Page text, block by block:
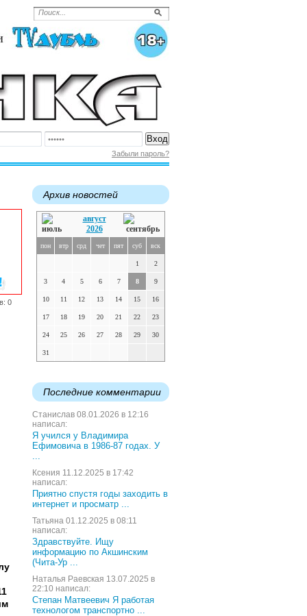
Забыли пароль?
0
Архив новостей
август
2026
пон втр срд чет пят суб вск
1 2
3 4 5 6 7 8 9
10 11 12 13 14 15 16
17 18 19 20 21 22 23
24 25 26 27 28 29 30
31
Последние комментарии
Станислав 08.01.2026 в 12:16
написал:
Я учился у Владимира
Ефимовича в 1986-87 годах. У
...
Ксения 11.12.2025 в 17:42
написал:
Приятно спустя годы заходить в
интернет и просматр ...
Татьяна 01.12.2025 в 08:11
написал:
Здравствуйте. Ищу
информацию по Акшинским
(Чита-Ур ...
Наталья Раевская 13.07.2025 в
22:10 написал:
Степан Матвеевич Я работая
технологом транспортно ...